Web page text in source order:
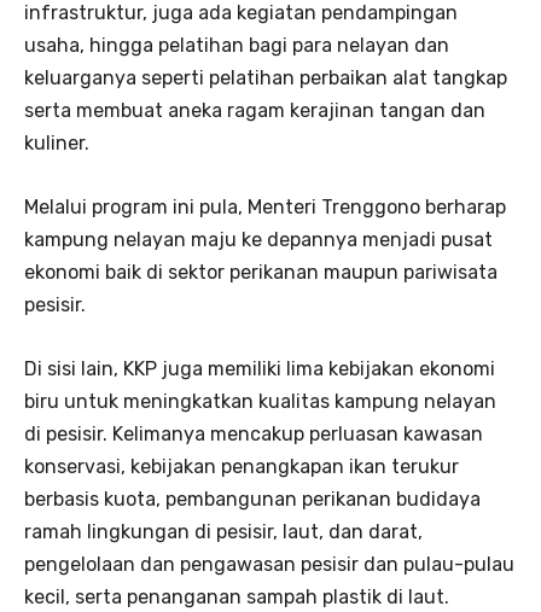
infrastruktur, juga ada kegiatan pendampingan
usaha, hingga pelatihan bagi para nelayan dan
keluarganya seperti pelatihan perbaikan alat tangkap
serta membuat aneka ragam kerajinan tangan dan
kuliner.
Melalui program ini pula, Menteri Trenggono berharap
kampung nelayan maju ke depannya menjadi pusat
ekonomi baik di sektor perikanan maupun pariwisata
pesisir.
Di sisi lain, KKP juga memiliki lima kebijakan ekonomi
biru untuk meningkatkan kualitas kampung nelayan
di pesisir. Kelimanya mencakup perluasan kawasan
konservasi, kebijakan penangkapan ikan terukur
berbasis kuota, pembangunan perikanan budidaya
ramah lingkungan di pesisir, laut, dan darat,
pengelolaan dan pengawasan pesisir dan pulau-pulau
kecil, serta penanganan sampah plastik di laut.